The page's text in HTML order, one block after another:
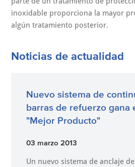
inoxidable proporciona la mayor
algún tratamiento posterior.
Noticias de actualidad
Nuevo sistema de
barras de refuerzo gana
"Mejor Producto"
03 marzo 2013
Un nuevo sistema de anclaje